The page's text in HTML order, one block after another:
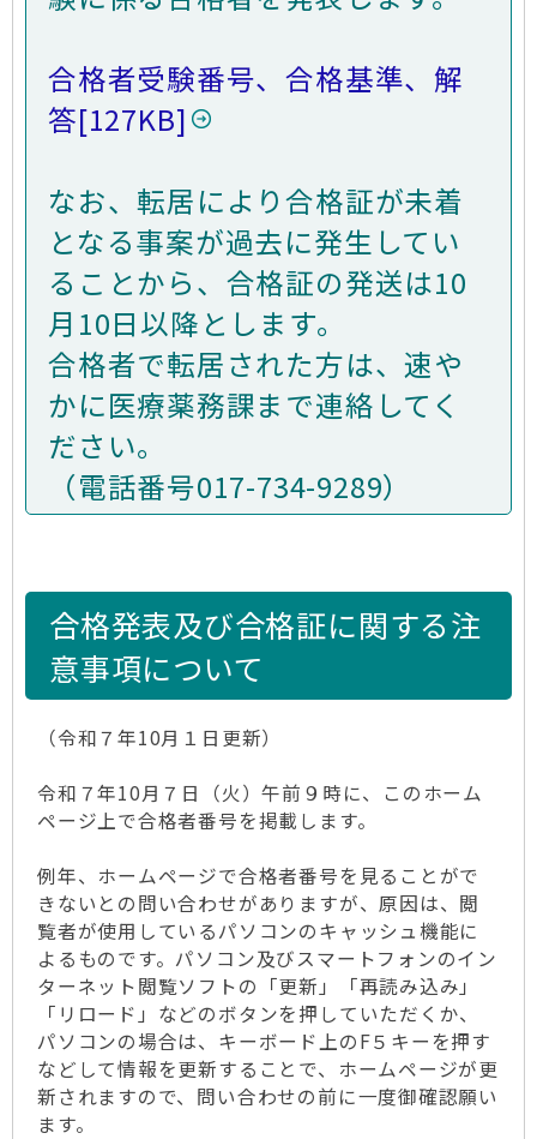
合格者受験番号、合格基準、解
答[127KB]
なお、転居により合格証が未着
となる事案が過去に発生してい
ることから、合格証の発送は10
月10日以降とします。
合格者で転居された方は、速や
かに医療薬務課まで連絡してく
ださい。
（電話番号017-734-9289）
合格発表及び合格証に関する注
意事項について
（令和７年10月１日更新）
令和７年10月７日（火）午前９時に、このホーム
ページ上で合格者番号を掲載します。
例年、ホームページで合格者番号を見ることがで
きないとの問い合わせがありますが、原因は、閲
覧者が使用しているパソコンのキャッシュ機能に
よるものです。パソコン及びスマートフォンのイン
ターネット閲覧ソフトの「更新」「再読み込み」
「リロード」などのボタンを押していただくか、
パソコンの場合は、キーボード上のF５キーを押す
などして情報を更新することで、ホームページが更
新されますので、問い合わせの前に一度御確認願い
ます。